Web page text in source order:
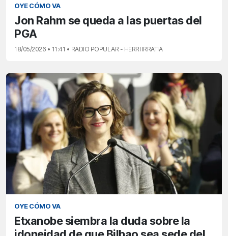
OYE CÓMO VA
Jon Rahm se queda a las puertas del
PGA
18/05/2026 • 11:41 • RADIO POPULAR - HERRI IRRATIA
OYE CÓMO VA
Etxanobe siembra la duda sobre la